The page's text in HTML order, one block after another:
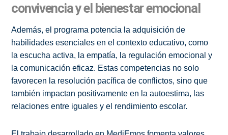
convivencia y el bienestar emocional
Además, el programa potencia la adquisición de
habilidades esenciales en el contexto educativo, como
la escucha activa, la empatía, la regulación emocional y
la comunicación eficaz. Estas competencias no solo
favorecen la resolución pacífica de conflictos, sino que
también impactan positivamente en la autoestima, las
relaciones entre iguales y el rendimiento escolar.